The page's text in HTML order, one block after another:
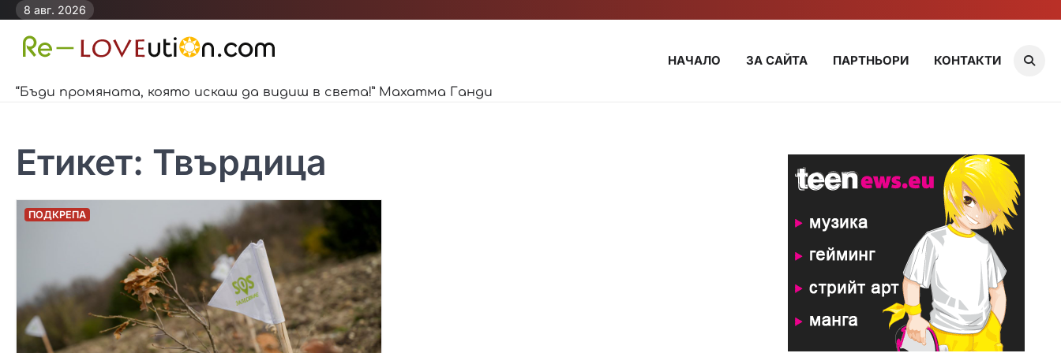
Skip
content
8 авг. 2026
“Бъди промяната, която искаш да видиш в света!” Махатма Ганди
НАЧАЛО ЗА САЙТА ПАРТНЬОРИ КОНТАКТИ
Етикет: Твърдица
ПОДКРЕПА